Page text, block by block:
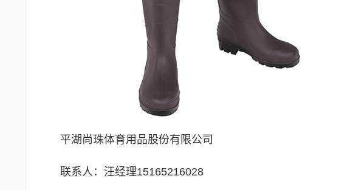
平湖尚珠体育用品股份有限公司
联系人：汪经理15165216028